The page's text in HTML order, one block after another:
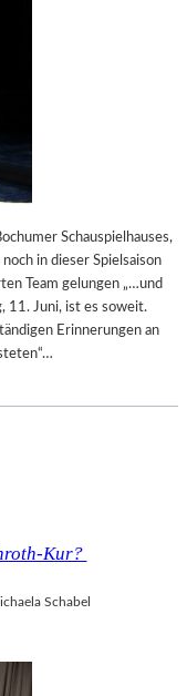
Schauspielhauses,
in dieser Spielsaison
Team gelungen „…und
11. Juni, ist es soweit.
Erinnerungen an
Kur?
Schabel